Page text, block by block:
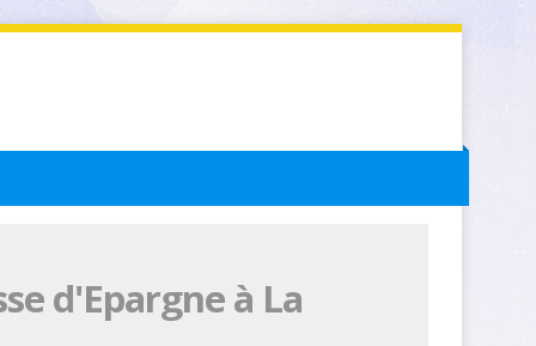
d'Epargne à La